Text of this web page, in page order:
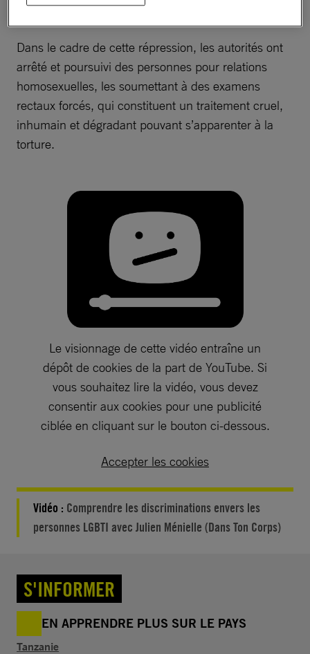
personnes du même sexe.
Dans le cadre de cette répression, les autorités ont
arrêté et poursuivi des personnes pour relations
homosexuelles, les soumettant à des examens
rectaux forcés, qui constituent un traitement cruel,
inhumain et dégradant pouvant s’apparenter à la
torture.
Le visionnage de cette vidéo entraîne un
dépôt de cookies de la part de YouTube. Si
vous souhaitez lire la vidéo, vous devez
consentir aux cookies pour une publicité
ciblée en cliquant sur le bouton ci-dessous.
Accepter les cookies
Vidéo : Comprendre les discriminations envers les
personnes LGBTI avec Julien Ménielle (Dans Ton Corps)
S'INFORMER
EN APPRENDRE PLUS SUR LE PAYS
Tanzanie